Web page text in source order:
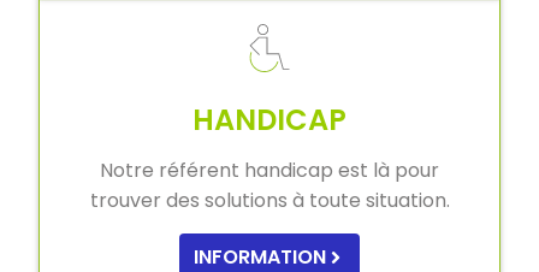
HANDICAP
Notre référent handicap est là pour
trouver des solutions à toute situation.
INFORMATION